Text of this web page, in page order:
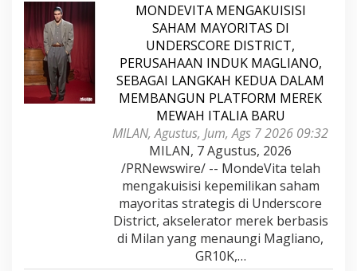
MONDEVITA MENGAKUISISI
SAHAM MAYORITAS DI
UNDERSCORE DISTRICT,
PERUSAHAAN INDUK MAGLIANO,
SEBAGAI LANGKAH KEDUA DALAM
MEMBANGUN PLATFORM MEREK
MEWAH ITALIA BARU
MILAN, Agustus, Jum, Ags 7 2026 09:32
MILAN, 7 Agustus, 2026
/PRNewswire/ -- MondeVita telah
mengakuisisi kepemilikan saham
mayoritas strategis di Underscore
District, akselerator merek berbasis
di Milan yang menaungi Magliano,
GR10K,…